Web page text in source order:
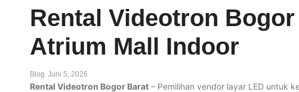
Rental Videotron
Atrium Mall Indoor
Blog Juni 5, 2026
Rental Videotron Bogor Barat – Pemilihan vendor layar LED untuk